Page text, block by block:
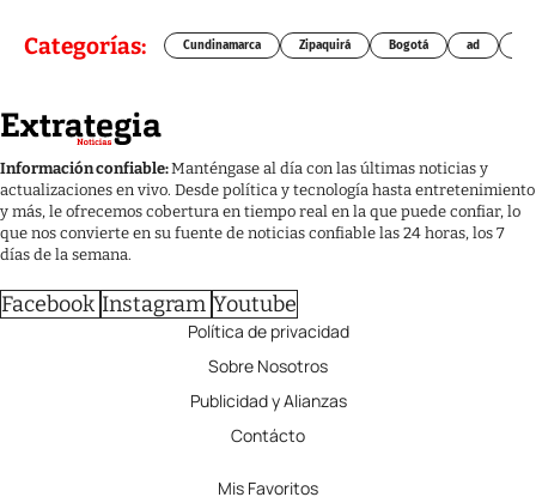
Categorías: Cundinamarca Zipaquirá Bogotá ad
Información confiable:Manténgase al día con las últimas noticias y
actualizaciones en vivo. Desde política y tecnología hasta entretenimiento
y más, le ofrecemos cobertura en tiempo real en la que puede confiar, lo
que nos convierte en su fuente de noticias confiable las 24 horas, los 7
días de la semana.
Facebook Instagram Youtube
Política de privacidad
Sobre Nosotros
Publicidad y Alianzas
Contácto
Mis Favoritos